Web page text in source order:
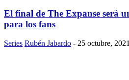
El final de The Expanse será
para los fans
Series Rubén Jabardo - 25 octubre, 2021